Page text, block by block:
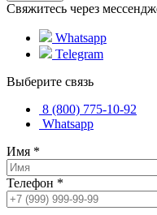
Свяжитесь через
Whatsapp
Telegram
Выберите связь
8 (800) 775-10-92
Whatsapp
Имя *
Телефон *